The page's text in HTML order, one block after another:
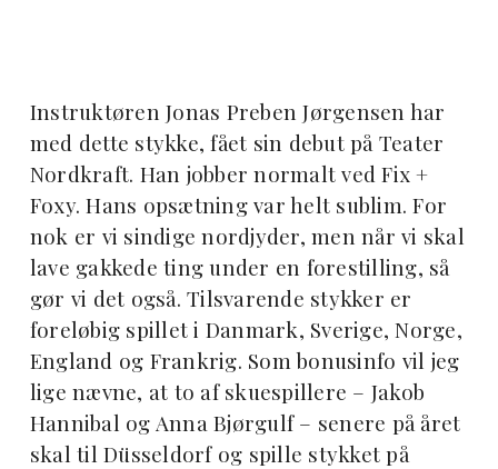
Instruktøren Jonas Preben Jørgensen har
med dette stykke, fået sin debut på Teater
Nordkraft. Han jobber normalt ved Fix +
Foxy. Hans opsætning var helt sublim. For
nok er vi sindige nordjyder, men når vi skal
lave gakkede ting under en forestilling, så
gør vi det også. Tilsvarende stykker er
foreløbig spillet i Danmark, Sverige, Norge,
England og Frankrig. Som bonusinfo vil jeg
lige nævne, at to af skuespillere – Jakob
Hannibal og Anna Bjørgulf – senere på året
skal til Düsseldorf og spille stykket på